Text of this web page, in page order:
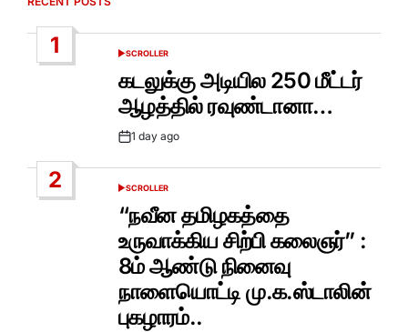
1
POSTED
SCROLLER
கடலுக்கு அடியில 250 மீட்டர்
ஆழத்தில் ரவுண்டானா…
Post1 day ago
2
POSTED
IN
SCROLLER
“நவீன தமிழகத்தை
உருவாக்கிய சிற்பி கலைஞர்” :
8ம் ஆண்டு நினைவு
நாளையொட்டி மு.க.ஸ்டாலின்
புகழாரம்..